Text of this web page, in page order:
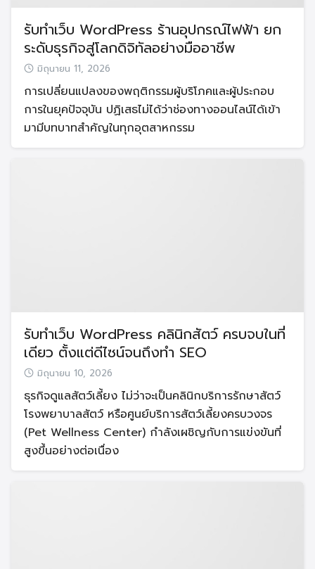
รับทำเว็บ WordPress ร้านอุปกรณ์ไฟฟ้า ยก
ระดับธุรกิจสู่โลกดิจิทัลอย่างมืออาชีพ
มิถุนายน 11, 2026
การเปลี่ยนแปลงของพฤติกรรมผู้บริโภคและผู้ประกอบ
การในยุคปัจจุบัน ปฏิเสธไม่ได้ว่าช่องทางออนไลน์ได้เข้า
มามีบทบาทสำคัญในทุกอุตสาหกรรม
รับทำเว็บ WordPress คลินิกสัตว์ ครบจบในที่
เดียว ตั้งแต่ดีไซน์จนถึงทำ SEO
มิถุนายน 10, 2026
ธุรกิจดูแลสัตว์เลี้ยง ไม่ว่าจะเป็นคลินิกบริการรักษาสัตว์
โรงพยาบาลสัตว์ หรือศูนย์บริการสัตว์เลี้ยงครบวงจร
(Pet Wellness Center) กำลังเผชิญกับการแข่งขันที่
สูงขึ้นอย่างต่อเนื่อง